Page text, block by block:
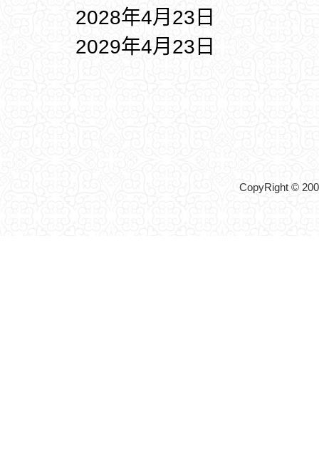
2028年4月23日
2029年4月23日
CopyRight ©